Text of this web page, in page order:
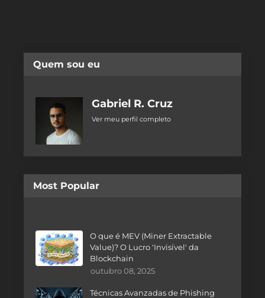
Quem sou eu
Gabriel R. Cruz
Ver meu perfil completo
Most Popular
O que é MEV (Miner Extractable
Value)? O Lucro 'Invisível' da
Blockchain
outubro 08, 2025
Técnicas Avanzadas de Phishing